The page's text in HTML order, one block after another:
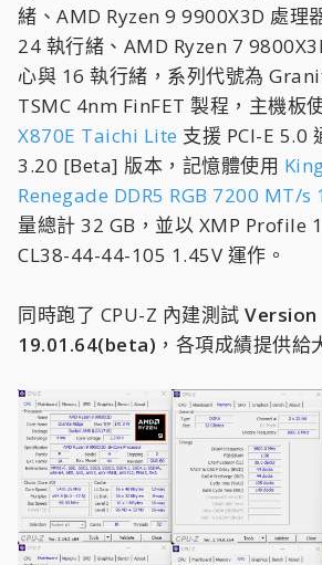
緒、AMD Ryzen 9 9900X3D 處理
24 執行緒、AMD Ryzen 7
心與 16 執行緒，系列代號為
TSMC 4nm FinFET 製程，主機板
X870E Taichi Lite 支援 PCI-E 5.0
3.20 [Beta] 版本，記憶體使用
Renegade DDR5 RGB 7200 MT/s
量總計 32 GB，並以 XMP Profile
CL38-44-44-105 1.45V 運作。
同時跑了 CPU-Z 內建測試 Version
19.01.64(beta) ，各項成績提供給